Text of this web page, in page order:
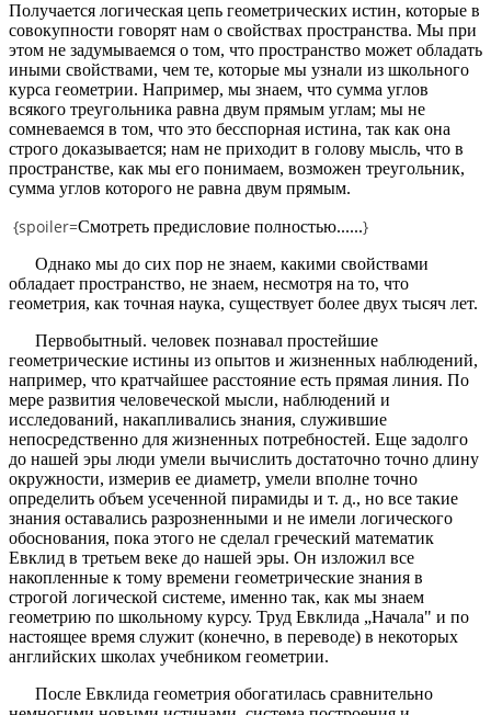
Получается логическая цепь геометрических истин, которые в
совокупности говорят нам о свойствах пространства. Мы при
этом не задумываемся о том, что пространство может обладать
иными свойствами, чем те, которые мы узнали из школьного
курса геометрии. Например, мы знаем, что сумма углов
всякого треугольника равна двум прямым углам; мы не
сомневаемся в том, что это бесспорная истина, так как она
строго доказывается; нам не приходит в голову мысль, что в
пространстве, как мы его понимаем, возможен треугольник,
сумма углов которого не равна двум прямым.
{spoiler=Смотреть предисловие полностью......}
Однако мы до сих пор не знаем, какими свойствами
обладает пространство, не знаем, несмотря на то, что
геометрия, как точная наука, существует более двух тысяч лет.
Первобытный. человек познавал простейшие
геометрические истины из опытов и жизненных наблюдений,
например, что кратчайшее расстояние есть прямая линия. По
мере развития человеческой мысли, наблюдений и
исследований, накапливались знания, служившие
непосредственно для жизненных потребностей. Еще задолго
до нашей эры люди умели вычислить достаточно точно длину
окружности, измерив ее диаметр, умели вполне точно
определить объем усеченной пирамиды и т. д., но все такие
знания оставались разрозненными и не имели логического
обоснования, пока этого не сделал греческий математик
Евклид в третьем веке до нашей эры. Он изложил все
накопленные к тому времени геометрические знания в
строгой логической системе, именно так, как мы знаем
геометрию по школьному курсу. Труд Евклида „Начала" и по
настоящее время служит (конечно, в переводе) в некоторых
английских школах учебником геометрии.
После Евклида геометрия обогатилась сравнительно